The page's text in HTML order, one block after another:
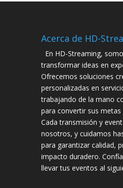
Acerca de HD-
En HD-Streaming,
transformar ideas en
Ofrecemos soluciones
personalizadas en
trabajando de la mano
para convertir sus
Cada transmisión y
nosotros, y cuidamos
para garantizar calidad,
impacto duradero.
llevar tus eventos al